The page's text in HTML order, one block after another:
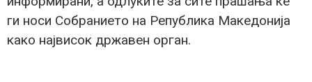
ги носи Собранието на Република Македонија
како највисок државен орган.